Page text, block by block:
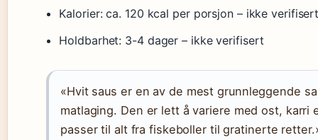
Kalorier: ca. 120 kcal per porsjon – ikke
Holdbarhet: 3-4 dager – ikke verifisert
«Hvit saus er en av de mest grunnleggende
matlaging. Den er lett å variere med ost, karri
passer til alt fra fiskeboller til gratinerte